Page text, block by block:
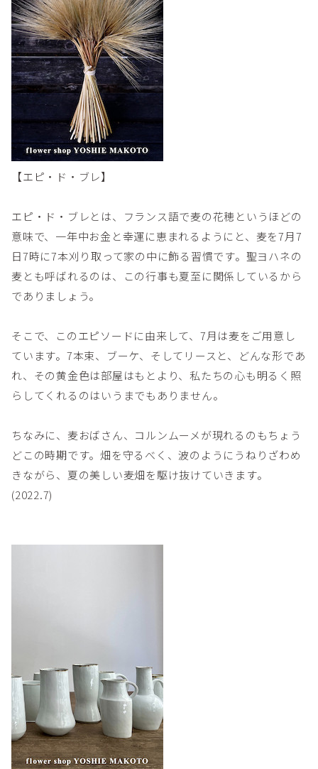
【エピ・ド・ブレ】
エピ・ド・ブレとは、フランス語で麦の花穂というほどの
意味で、一年中お金と幸運に恵まれるようにと、麦を7月7
日7時に7本刈り取って家の中に飾る習慣です。聖ヨハネの
麦とも呼ばれるのは、この行事も夏至に関係しているから
でありましょう。
そこで、このエピソードに由来して、7月は麦をご用意し
ています。7本束、ブーケ、そしてリースと、どんな形であ
れ、その黄金色は部屋はもとより、私たちの心も明るく照
らしてくれるのはいうまでもありません。
ちなみに、麦おばさん、コルンムーメが現れるのもちょう
どこの時期です。畑を守るべく、波のようにうねりざわめ
きながら、夏の美しい麦畑を駆け抜けていきます。
(2022.7)